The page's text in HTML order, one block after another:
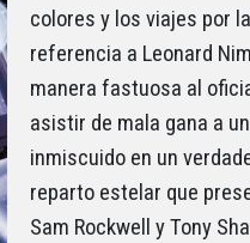
colores y los viajes por
referencia a Leonard
manera fastuosa al
asistir de mala gana a
inmiscuido en un
reparto estelar que
Sam Rockwell y Tony